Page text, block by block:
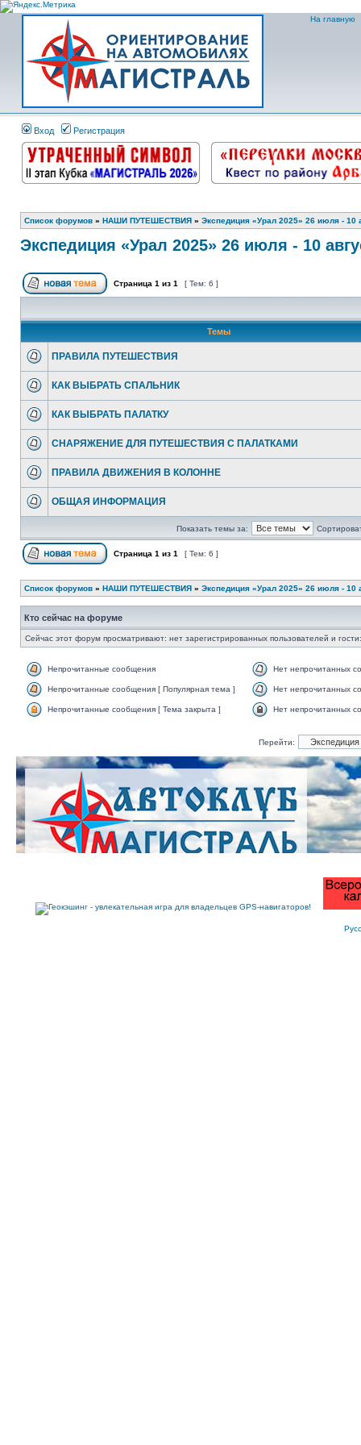
На главную
Вход Регистрация
Список форумов » НАШИ ПУТЕШЕСТВИЯ » Экспедиция «Урал 2025» 26 июля - 10
Экспедиция «Урал 2025» 26 июля - 10
Страница 1 из 1 [ Тем: 6 ]
Темы
ПРАВИЛА ПУТЕШЕСТВИЯ
КАК ВЫБРАТЬ СПАЛЬНИК
КАК ВЫБРАТЬ ПАЛАТКУ
СНАРЯЖЕНИЕ ДЛЯ ПУТЕШЕСТВИЯ С ПАЛАТКАМИ
ПРАВИЛА ДВИЖЕНИЯ В КОЛОННЕ
ОБЩАЯ ИНФОРМАЦИЯ
Показать темы за:
Страница 1 из 1 [ Тем: 6 ]
Список форумов » НАШИ ПУТЕШЕСТВИЯ » Экспедиция «Урал 2025» 26 июля - 10
Кто сейчас на форуме
Сейчас этот форум просматривают: нет зарегистрированных пользователей и
Непрочитанные сообщения Нет непрочитанных
Непрочитанные сообщения [ Популярная тема ] Нет непрочитанных
Непрочитанные сообщения [ Тема закрыта ] Нет непрочитанных
Перейти: